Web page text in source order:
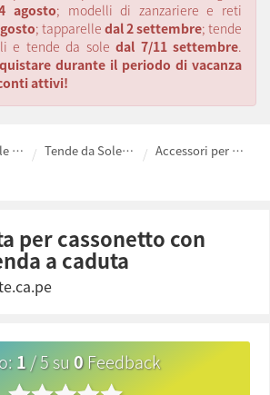
agosto; modelli di zanzariere e reti
; tapparelle dal 2 settembre; tende
e tende da sole dal 7/11 settembre.
durante il periodo di vacanza
attivi!
Tende da sole e Giardinaggio Tende da Sole Tempotest su misura
Accessori per tende da sole fai da te
a caduta
: 1/5su 0Feedback